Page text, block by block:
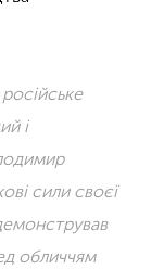
і
сили своєї
обличчям